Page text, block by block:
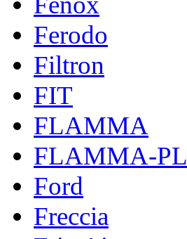
Ferodo
Filtron
FIT
FLAMMA
FLAMMA-PL
Ford
Freccia